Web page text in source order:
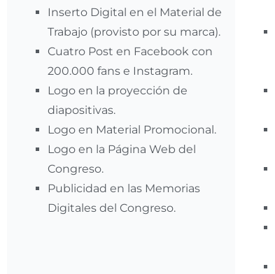
Inserto Digital en el Material de
Trabajo (provisto por su marca).
Cuatro Post en Facebook con
200.000 fans e Instagram.
Logo en la proyección de
diapositivas.
Logo en Material Promocional.
Logo en la Página Web del
Congreso.
Publicidad en las Memorias
Digitales del Congreso.